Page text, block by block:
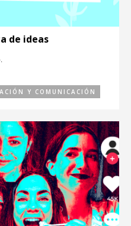
de ideas
Y COMUNICACIÓN